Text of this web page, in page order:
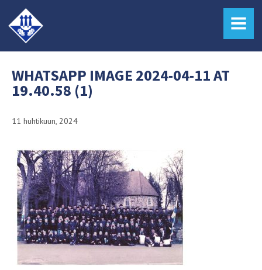
MENU
WHATSAPP IMAGE 2024-04-11 AT
19.40.58 (1)
11 huhtikuun, 2024